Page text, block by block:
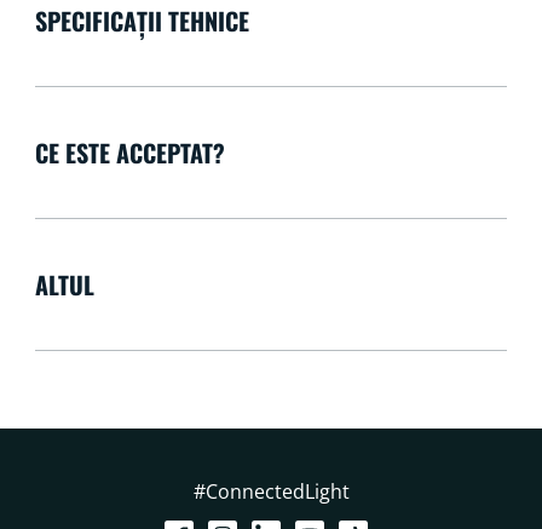
SPECIFICAȚII TEHNICE
CE ESTE ACCEPTAT?
ALTUL
#ConnectedLight